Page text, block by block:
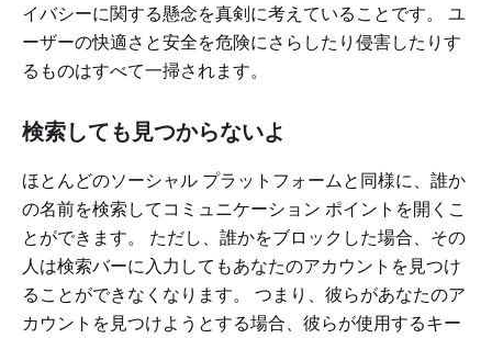
イバシーに関する懸念を真剣に考えていることです。 ユ
ーザーの快適さと安全を危険にさらしたり侵害したりす
るものはすべて一掃されます。
検索しても見つからないよ
ほとんどのソーシャル プラットフォームと同様に、誰か
の名前を検索してコミュニケーション ポイントを開くこ
とができます。 ただし、誰かをブロックした場合、その
人は検索バーに入力してもあなたのアカウントを見つけ
ることができなくなります。 つまり、彼らがあなたのア
カウントを見つけようとする場合、彼らが使用するキー